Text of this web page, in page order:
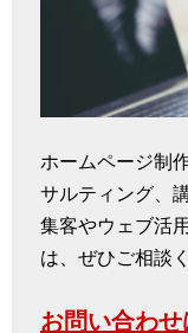
ホームページ制
サルティング、
集客やウェブ活
は、ぜひご相談
お問い合わ